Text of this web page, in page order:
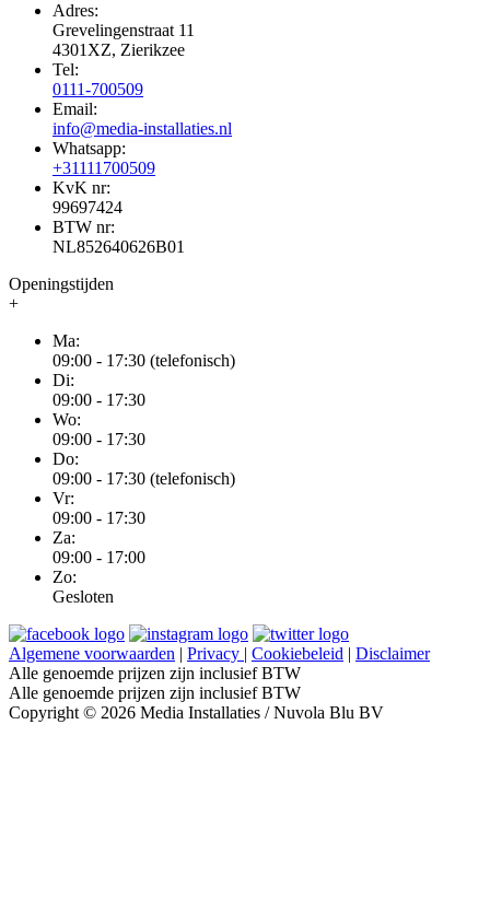
Adres:
Grevelingenstraat 11
4301XZ, Zierikzee
Tel:
0111-700509
Email:
info@media-installaties.nl
Whatsapp:
+31111700509
KvK nr:
99697424
BTW nr:
NL852640626B01
Openingstijden
+
Ma:
09:00 - 17:30 (telefonisch)
Di:
09:00 - 17:30
Wo:
09:00 - 17:30
Do:
09:00 - 17:30 (telefonisch)
Vr:
09:00 - 17:30
Za:
09:00 - 17:00
Zo:
Gesloten
Algemene voorwaarden | Privacy | Cookiebeleid | Disclaimer
Alle genoemde prijzen zijn inclusief BTW
Alle genoemde prijzen zijn inclusief BTW
Copyright © 2026 Media Installaties / Nuvola Blu BV